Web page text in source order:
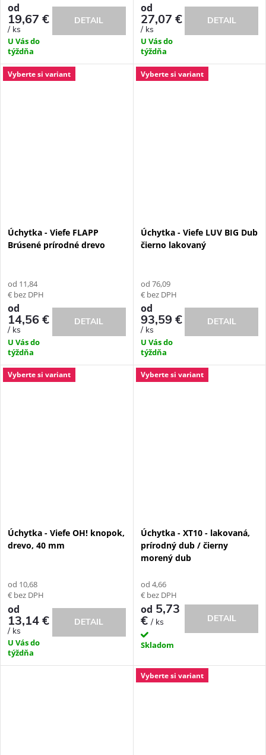
od
19,67 €
/ ks
U Vás do
týždňa
DETAIL
od
27,07 €
/ ks
U Vás do
týždňa
DETAIL
Vyberte si variant
Úchytka - Viefe FLAPP
Brúsené prírodné drevo
od 11,84
€ bez DPH
od
14,56 €
/ ks
U Vás do
týždňa
DETAIL
Vyberte si variant
Úchytka - Viefe LUV BIG Dub
čierno lakovaný
od 76,09
€ bez DPH
od
93,59 €
/ ks
U Vás do
týždňa
DETAIL
Vyberte si variant
Úchytka - Viefe OH! knopok,
drevo, 40 mm
od 10,68
€ bez DPH
od
13,14 €
/ ks
U Vás do
týždňa
DETAIL
Vyberte si variant
Úchytka - XT10 - lakovaná,
prírodný dub / čierny
morený dub
od 4,66
€ bez DPH
od 5,73
€/ ks
Skladom
DETAIL
Vyberte si variant